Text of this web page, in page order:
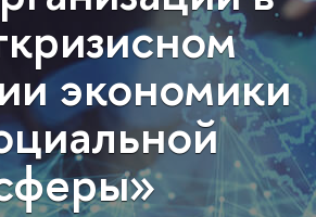
экономики